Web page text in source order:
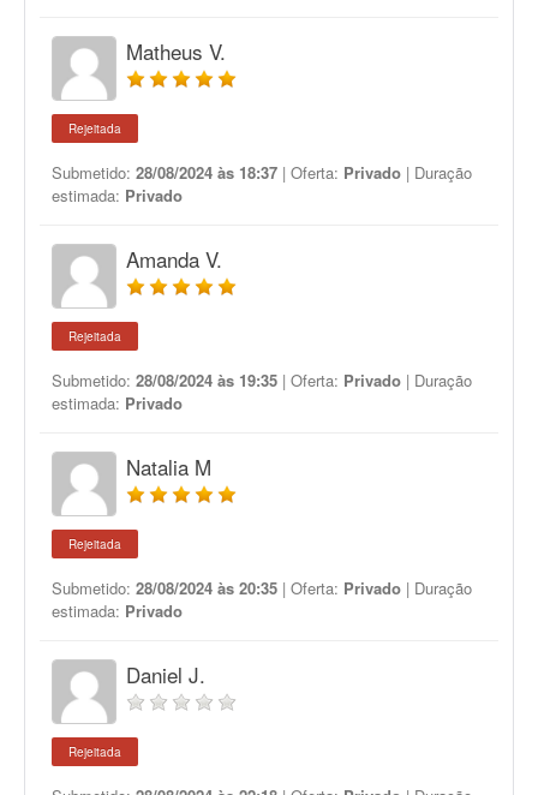
Matheus V.
Rejeitada
Submetido: 28/08/2024 às 18:37 | Oferta: Privado | Duração
estimada: Privado
Amanda V.
Rejeitada
Submetido: 28/08/2024 às 19:35 | Oferta: Privado | Duração
estimada: Privado
Natalia M
Rejeitada
Submetido: 28/08/2024 às 20:35 | Oferta: Privado | Duração
estimada: Privado
Daniel J.
Rejeitada